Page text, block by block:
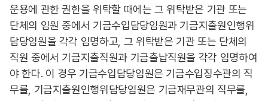
운용에 관한 권한을 위탁할 때에는 그 위탁받은 기관 또는
단체의 임원 중에서 기금수입담당임원과 기금지출원인행위
담당임원을 각각 임명하고, 그 위탁받은 기관 또는 단체의
직원 중에서 기금지출직원과 기금출납직원을 각각 임명하여
야 한다. 이 경우 기금수입담당임원은 기금수입징수관의 직
무를, 기금지출원인행위담당임원은 기금재무관의 직무를,